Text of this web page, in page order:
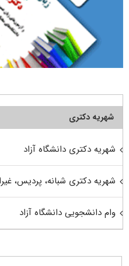
شهریه دکتری
شهریه دکتری دانشگاه آزاد
شهریه دکتری شبانه، پردیس،
وام دانشجویی دانشگاه آزاد